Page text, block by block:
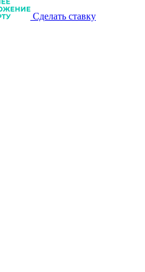
Сделать ставку